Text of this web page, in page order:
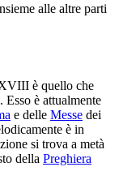
alle altre parti
è quello che
Esso è attualmente
e delle Messe dei
è in
si trova a metà
della Preghiera